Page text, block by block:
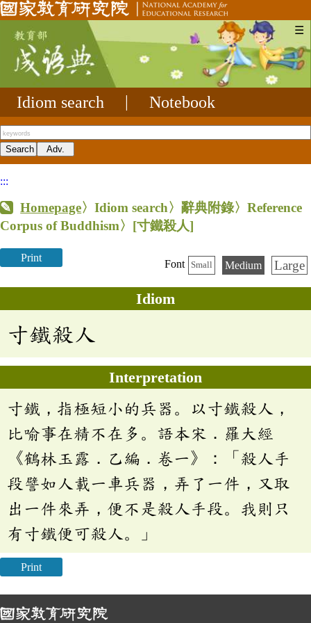
☰
Idiom search Notebook
:::
Homepage〉Idiom search〉辭典附錄〉Reference
Corpus of Buddhism〉 [寸鐵殺人]
Print
Font Small Medium Large
Idiom
寸鐵殺人
Interpretation
寸鐵，指極短小的兵器。以寸鐵殺人，
比喻事在精不在多。語本宋．羅大經
《鶴林玉露．乙編．卷一》：「殺人手
段譬如人載一車兵器，弄了一件，又取
出一件來弄，便不是殺人手段。我則只
有寸鐵便可殺人。」
Print